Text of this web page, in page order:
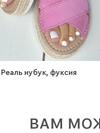
нубук, фуксия
ВАМ